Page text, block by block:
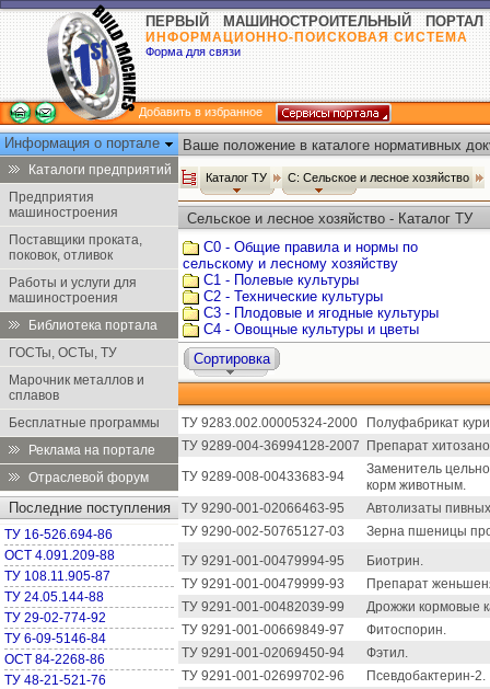
ПЕРВЫЙ МАШИНОСТРОИТЕЛЬНЫЙ ПОРТАЛ
ИНФОРМАЦИОННО-ПОИСКОВАЯ СИСТЕМА
Форма для связи
Добавить в избранное
Информация о портале
Каталоги предприятий
Предприятия
машиностроения
Поставщики проката,
поковок, отливок
Работы и услуги для
машиностроения
Библиотека портала
ГОСТы, ОСТы, ТУ
Марочник металлов и
сплавов
Бесплатные программы
Реклама на портале
Отраслевой форум
Последние поступления
ТУ 16-526.694-86
ОСТ 4.091.209-88
ТУ 108.11.905-87
ТУ 24.05.144-88
ТУ 29-02-774-92
ТУ 6-09-5146-84
ОСТ 84-2268-86
ТУ 48-21-521-76
Ваше положение в каталоге нормативных
Каталог ТУ С: Сельское и лесное хозяйство
Сельское и лесное хозяйство - Каталог ТУ
С0 - Общие правила и нормы по
сельскому и лесному хозяйству
С1 - Полевые культуры
С2 - Технические культуры
С3 - Плодовые и ягодные культуры
С4 - Овощные культуры и цветы
Сортировка
ТУ 9283.002.00005324-2000
Полуфабрикат
ТУ 9289-004-36994128-2007
Препарат
ТУ 9289-008-00433683-94
Заменитель
корм животным.
ТУ 9290-001-02066463-95
Автолизаты
ТУ 9290-002-50765127-03
Зерна пшеницы
ТУ 9291-001-00479994-95
Биотрин.
ТУ 9291-001-00479999-93
Препарат
ТУ 9291-001-00482039-99
Дрожжи кормовые
ТУ 9291-001-00669849-97
Фитоспорин.
ТУ 9291-001-02069450-94
Фэтил.
ТУ 9291-001-02699702-96
Псевдобактерин-2.